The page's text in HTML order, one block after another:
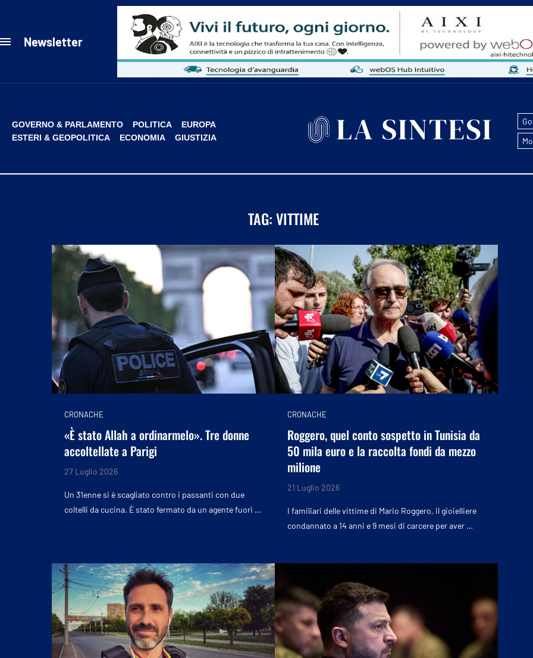
Newsletter
GOVERNO & PARLAMENTO POLITICA
EUROPA
ESTERI & GEOPOLITICA
ECONOMIA GIUSTIZIA
TAG:VITTIME
CRONACHE
«È stato Allah a ordinarmelo». Tre donne
accoltellate a Parigi
27 Luglio 2026
Un 31enne si è scagliato contro i passanti con due
coltelli da cucina. È stato fermato da un agente fuori …
CRONACHE
Roggero, quel conto sospetto in Tunisia da
50 mila euro e la raccolta fondi da mezzo
milione
21 Luglio 2026
I familiari delle vittime di Mario Roggero, il gioielliere
condannato a 14 anni e 9 mesi di carcere per aver …